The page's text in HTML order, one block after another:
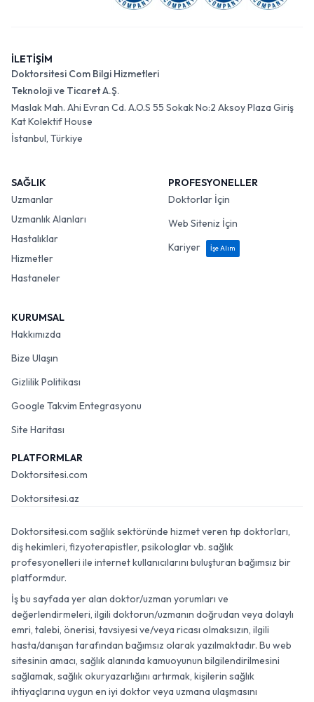
İLETİŞİM
Doktorsitesi Com Bilgi Hizmetleri
Teknoloji ve Ticaret A.Ş.
Maslak Mah. Ahi Evran Cd. A.O.S 55 Sokak No:2 Aksoy Plaza Giriş
Kat Kolektif House
İstanbul, Türkiye
SAĞLIK
Uzmanlar
Uzmanlık Alanları
Hastalıklar
Hizmetler
Hastaneler
PROFESYONELLER
Doktorlar İçin
Web Siteniz İçin
Kariyer
İşe Alım
KURUMSAL
Hakkımızda
Bize Ulaşın
Gizlilik Politikası
Google Takvim Entegrasyonu
Site Haritası
PLATFORMLAR
Doktorsitesi.com
Doktorsitesi.az
Doktorsitesi.com sağlık sektöründe hizmet veren tıp doktorları,
diş hekimleri, fizyoterapistler, psikologlar vb. sağlık
profesyonelleri ile internet kullanıcılarını buluşturan bağımsız bir
platformdur.
İş bu sayfada yer alan doktor/uzman yorumları ve
değerlendirmeleri, ilgili doktorun/uzmanın doğrudan veya dolaylı
emri, talebi, önerisi, tavsiyesi ve/veya ricası olmaksızın, ilgili
hasta/danışan tarafından bağımsız olarak yazılmaktadır. Bu web
sitesinin amacı, sağlık alanında kamuoyunun bilgilendirilmesini
sağlamak, sağlık okuryazarlığını artırmak, kişilerin sağlık
ihtiyaçlarına uygun en iyi doktor veya uzmana ulaşmasını